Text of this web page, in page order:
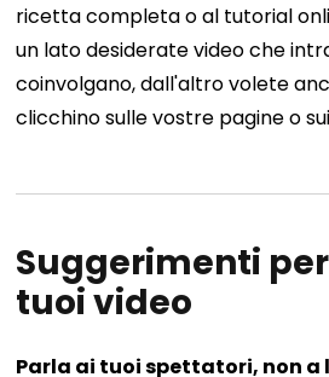
ricetta completa o al tutorial
un lato desiderate video che
coinvolgano, dall'altro volete
clicchino sulle vostre pagine o
Suggerimenti
tuoi video
Parla ai tuoi spettatori, non a